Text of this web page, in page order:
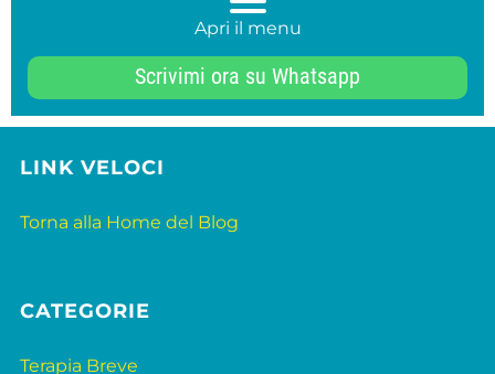
Apri il menu
Scrivimi ora su Whatsapp
LINK VELOCI
Torna alla Home del Blog
CATEGORIE
Terapia Breve